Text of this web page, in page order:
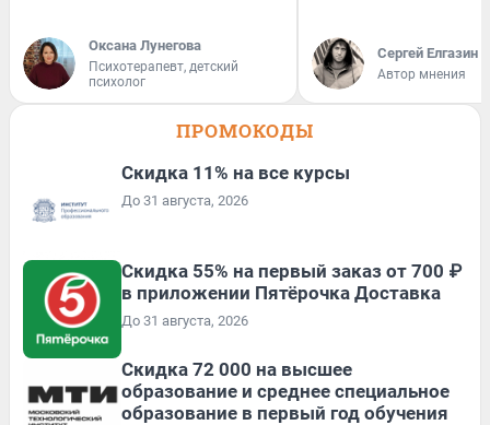
Оксана Лунегова
Психотерапевт, детский
психолог
Сергей Елгазин
Автор мнения
ПРОМОКОДЫ
Скидка 11% на все курсы
До 31 августа, 2026
Скидка 55% на первый заказ от 700 ₽
в приложении Пятёрочка Доставка
До 31 августа, 2026
Скидка 72 000 на высшее
образование и среднее специальное
образование в первый год обучения